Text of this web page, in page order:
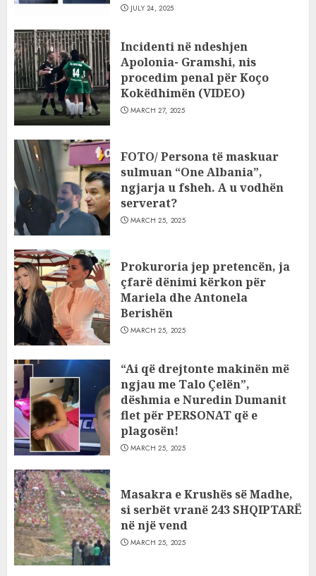
JULY 24, 2025
Incidenti në ndeshjen
Apolonia- Gramshi, nis
procedim penal për Koço
Kokëdhimën (VIDEO)
MARCH 27, 2025
FOTO/ Persona të maskuar
sulmuan “One Albania”,
ngjarja u fsheh. A u vodhën
serverat?
MARCH 25, 2025
Prokuroria jep pretencën, ja
çfarë dënimi kërkon për
Mariela dhe Antonela
Berishën
MARCH 25, 2025
“Ai që drejtonte makinën më
ngjau me Talo Çelën”,
dëshmia e Nuredin Dumanit
flet për PERSONAT që e
plagosën!
MARCH 25, 2025
Masakra e Krushës së Madhe,
si serbët vranë 243 SHQIPTARË
në një vend
MARCH 25, 2025